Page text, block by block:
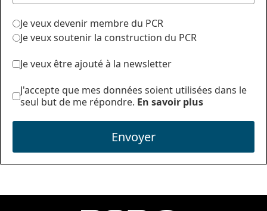
Je veux devenir membre du PCR
Je veux soutenir la construction du PCR
Je veux être ajouté à la newsletter
J'accepte que mes données soient utilisées dans le
seul but de me répondre. En savoir plus
Envoyer